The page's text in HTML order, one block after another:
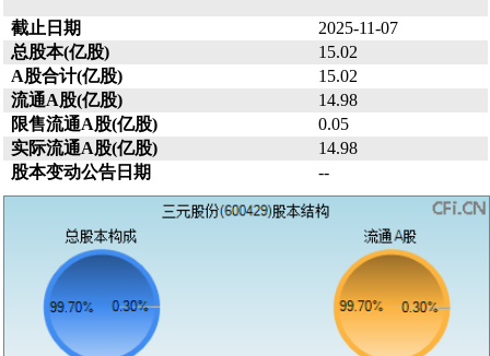
截止日期
2025-11-07
总股本(亿股)
15.02
A股合计(亿股)
15.02
流通A股(亿股)
14.98
限售流通A股(亿股)
0.05
实际流通A股(亿股)
14.98
股本变动公告日期
--